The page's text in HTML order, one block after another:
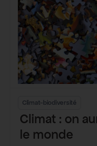
Climat-biodiversité
Climat : on
le monde